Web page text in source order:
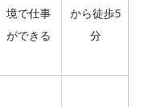
境で仕事
ができる
から徒歩5
分